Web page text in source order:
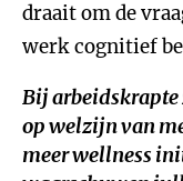
draait om de
werk cognitief
Bij arbeidskrapte
op welzijn van
meer wellness